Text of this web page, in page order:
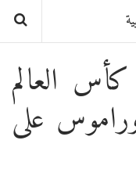
العالم
وراموس على